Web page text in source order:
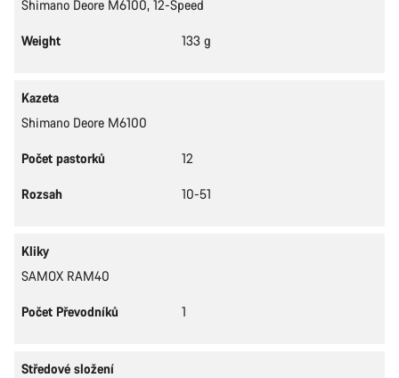
Shimano Deore M6100, 12-Speed
Weight 133 g
Kazeta
Shimano Deore M6100
Počet pastorků 12
Rozsah 10-51
Kliky
SAMOX RAM40
Počet Převodníků 1
Středové složení